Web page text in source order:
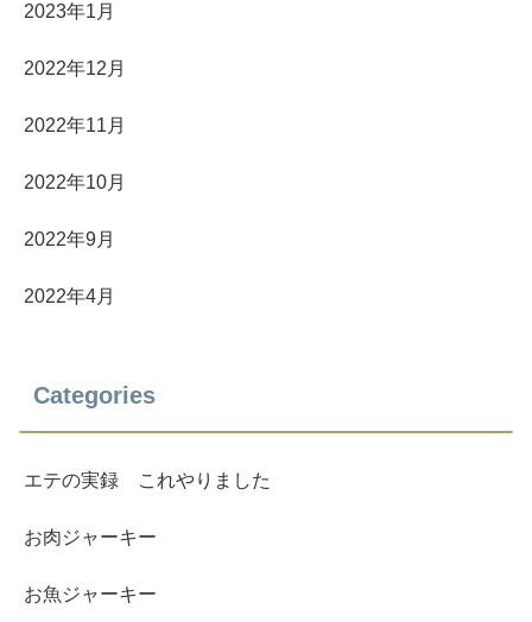
2023年1月
2022年12月
2022年11月
2022年10月
2022年9月
2022年4月
Categories
エテの実録 これやりました
お肉ジャーキー
お魚ジャーキー